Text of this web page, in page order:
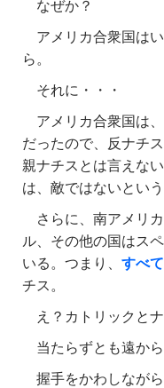
なぜか？
アメリカ合衆国は
ら。
それに・・・
アメリカ合衆国は
だったので、反ナチ
親ナチスとは言えな
は、敵ではないという
さらに、南アメリ
ル、その他の国はス
いる。つまり、 すべ
チス。
え？カトリックと
当たらずとも遠から
握手をかわしなが